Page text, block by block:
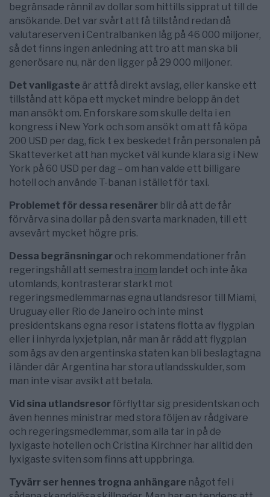
begränsade rännil av dollar som hittills sipprat ut till de
ansökande. Det var svårt att få tillstånd redan då
valutareserven i Centralbanken låg på 46 000 miljoner,
så det finns ingen anledning att tro att man ska bli
generösare nu, när den ligger på 29 000 miljoner.
Det vanligaste är att få direkt avslag, eller kanske ett
tillstånd att köpa ett mycket mindre belopp än det
man ansökt om. En forskare som skulle delta i en
kongress i New York och som ansökt om att få köpa
200 USD per dag, fick t ex beskedet från personalen på
Skatteverket att han mycket väl kunde klara sig i New
York på 60 USD per dag – om han valde ett billigare
hotell och använde T-banan i stället för taxi.
Problemet för dessa resenärer blir då att de får
förvärva sina dollar på den svarta marknaden, till ett
avsevärt mycket högre pris.
Dessa begränsningar och rekommendationer från
regeringshåll att semestra inom landet och inte åka
utomlands, kontrasterar starkt mot
regeringsmedlemmarnas egna utlandsresor till Miami,
Uruguay eller Rio de Janeiro och inte minst
presidentskans egna resor i statens flotta av flygplan
eller i inhyrda lyxjetplan, när man är rädd att flygplan
som ägs av den argentinska staten kan bli beslagtagna
i länder där Argentina har stora utlandsskulder, som
man inte visar avsikt att betala.
Vid sina utlandsresorförflyttar sig presidentskan och
även hennes ministrar med stora följen av rådgivare
och regeringsmedlemmar, som alla tar in på de
lyxigaste hotellen och Cristina Kirchner har alltid den
lyxigaste sviten som finns att uppbringa.
Tyvärr ser hennes trogna anhängare något fel i